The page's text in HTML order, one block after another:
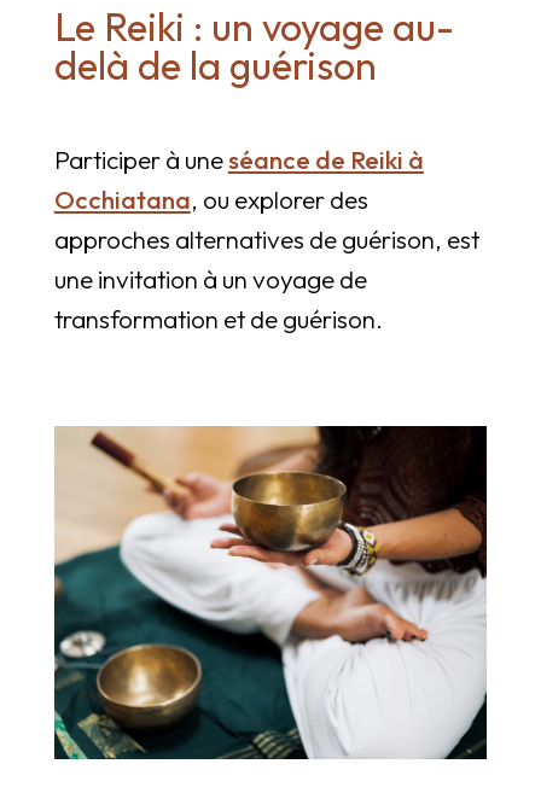
Le Reiki : un voyage au-
delà de la guérison
Participer à uneséance de Reiki à
Occhiatana, ou explorer des
approches alternatives de guérison, est
une invitation à un voyage de
transformation et de guérison.